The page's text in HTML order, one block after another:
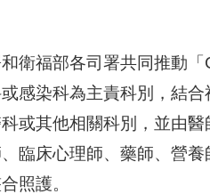
衛福部各司署共同推動
感染科為主責科別，結
或其他相關科別，並由
臨床心理師、藥師、營
照護。